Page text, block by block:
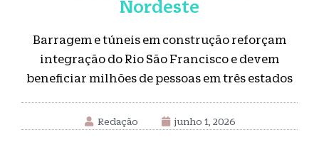
Nordeste
Barragem e túneis em construção reforçam
integração do Rio São Francisco e devem
beneficiar milhões de pessoas em três estados
Redação junho 1, 2026